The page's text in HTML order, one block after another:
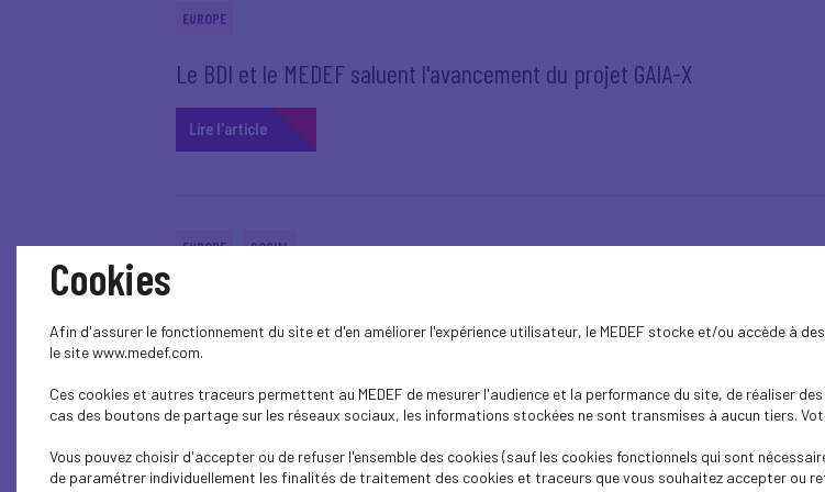
EUROPE
Le BDI et le MEDEF saluent l'avancement du projet GAIA-X
Lire l'article
EUROPE SOCIAL
Lire l'article
EUROPE
Cookies
Afin d'assurer le fonctionnement du site et d'en améliorer l'expérience utilisateur, le MEDEF stocke et/ou accède à
le site www.medef.com.
Ces cookies et autres traceurs permettent au MEDEF de mesurer l'audience et la performance du site, de réaliser
cas des boutons de partage sur les réseaux sociaux, les informations stockées ne sont transmises à aucun tiers.
Vous pouvez choisir d'accepter ou de refuser l'ensemble des cookies (sauf les cookies fonctionnels qui sont
de paramétrer individuellement les finalités de traitement des cookies et traceurs que vous souhaitez accepter ou